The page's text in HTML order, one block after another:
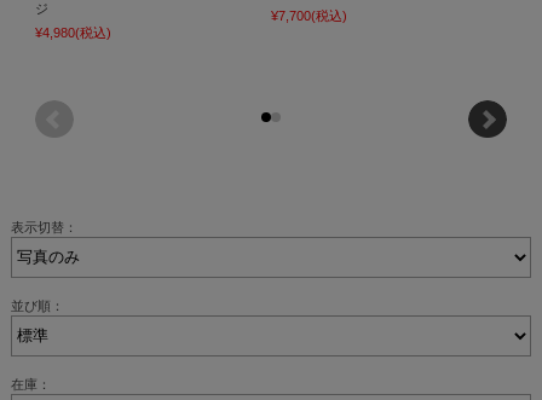
ジ
¥4,980(税込)
¥7,700(税込)
表示切替：
並び順：
在庫：